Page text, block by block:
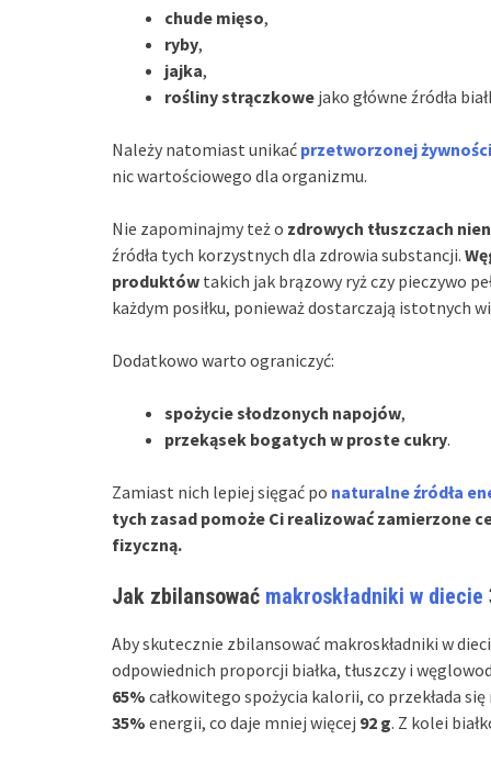
chude mięso,
ryby,
jajka,
rośliny strączkowe jako główne źródła
Należy natomiast unikać przetworzonej żywności
nic wartościowego dla organizmu.
Nie zapominajmy też o zdrowych tłuszczach
źródła tych korzystnych dla zdrowia substancji.
produktów takich jak brązowy ryż czy pieczywo
każdym posiłku, ponieważ dostarczają istotnych
Dodatkowo warto ograniczyć:
spożycie słodzonych napojów,
przekąsek bogatych w proste cukry.
Zamiast nich lepiej sięgać po naturalne źródła
tych zasad pomoże Ci realizować zamierzone
fizyczną.
Jak zbilansować makroskładniki w diecie
Aby skutecznie zbilansować makroskładniki w
odpowiednich proporcji białka, tłuszczy i
65% całkowitego spożycia kalorii, co przekłada się
35% energii, co daje mniej więcej 92 g. Z kolei